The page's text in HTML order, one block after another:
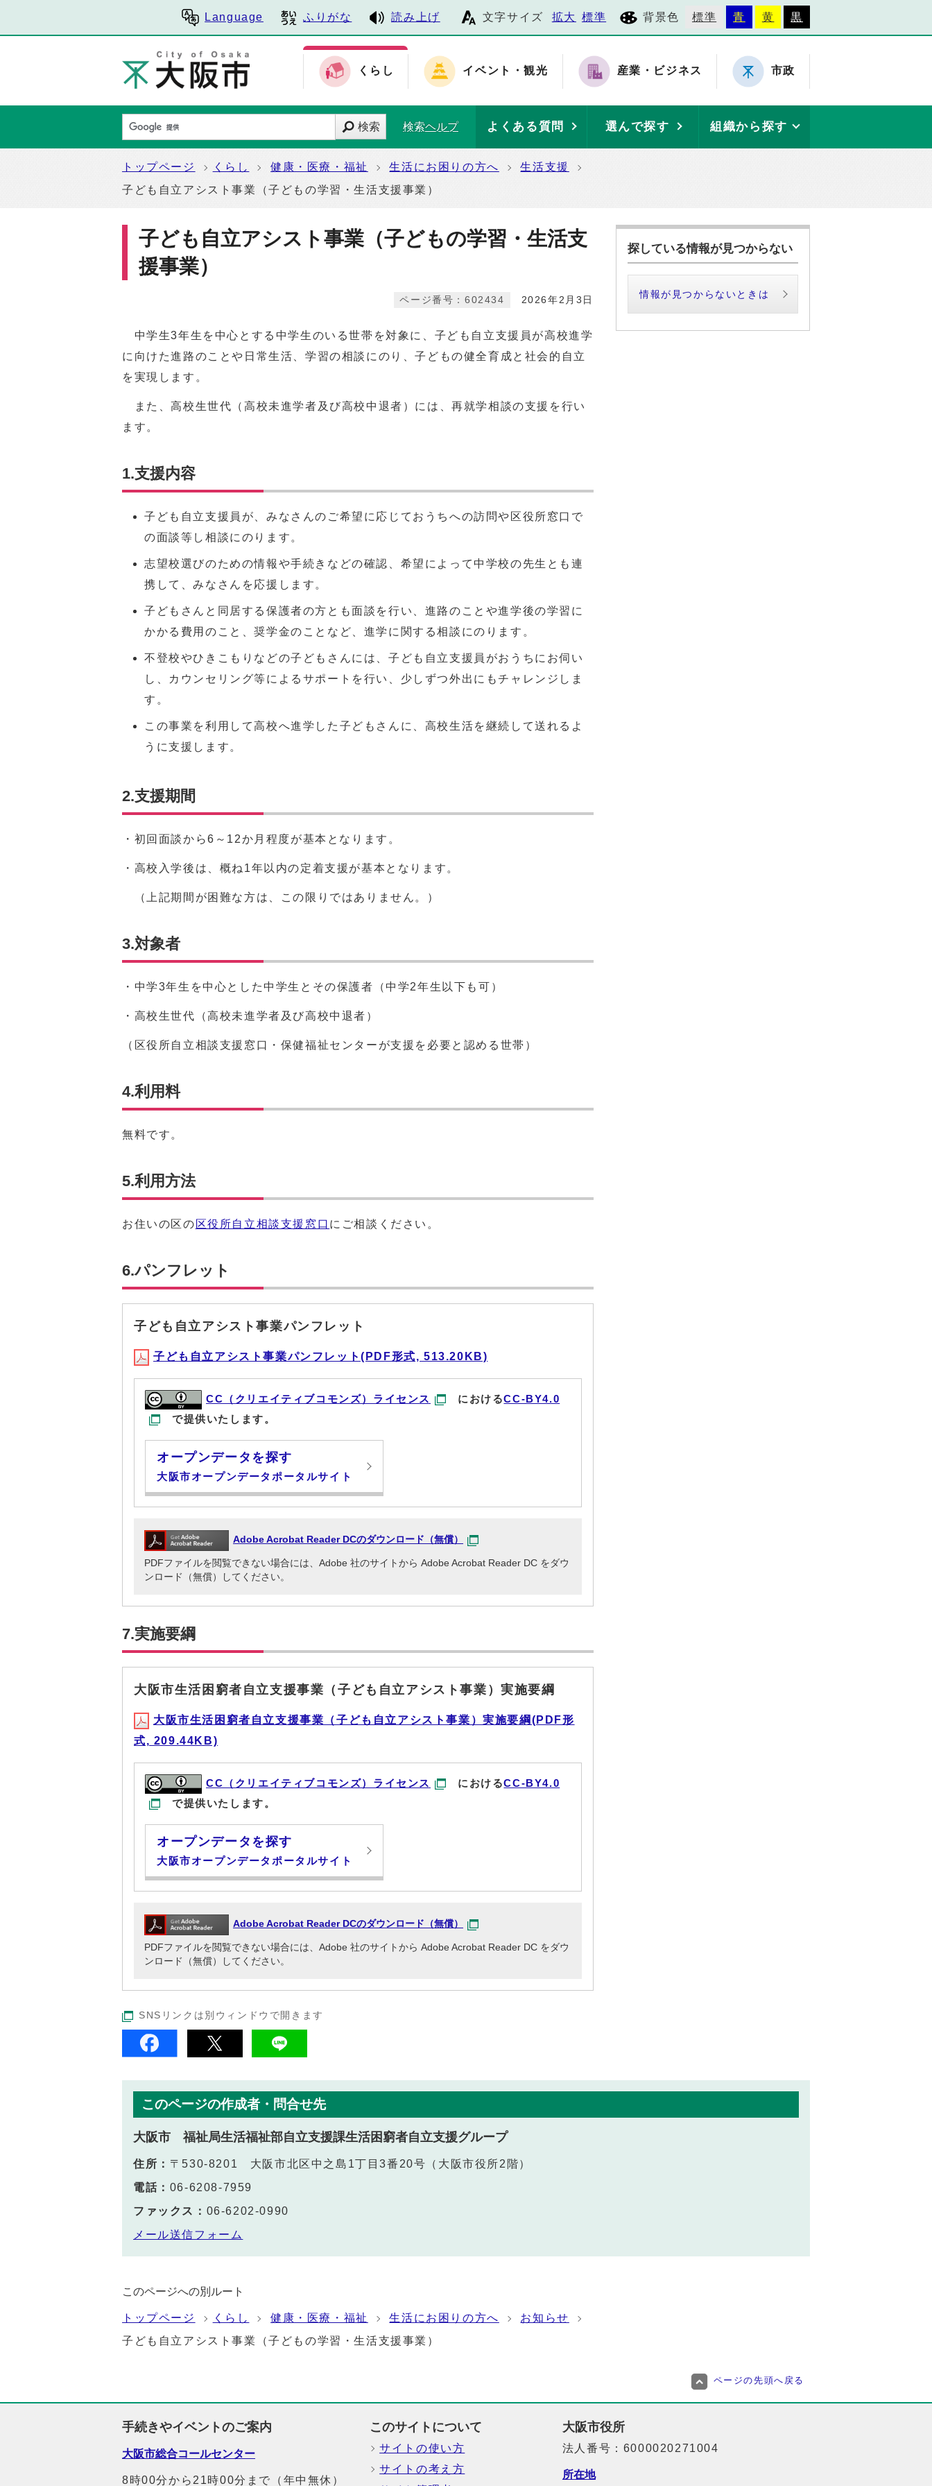
Language ふりがな 読み上げ 文字サイズ 拡大 標準 背景色 標準 青 黄 黒
くらし イベント・観光 産業・ビジネス 市政
検索 検索ヘルプ よくある質問 選んで探す 組織から探す
トップページ くらし 健康・医療・福祉 生活にお困りの方へ
生活支援
子ども自立アシスト事業（子どもの学習・生活支援事業）
子ども自立アシスト事業（子どもの学習・生活支
援事業）
2026年2月3日
ページ番号：602434
中学生3年生を中心とする中学生のいる世帯を対象に、子ども自立支援員が高校進学
に向けた進路のことや日常生活、学習の相談にのり、子どもの健全育成と社会的自立
を実現します。
また、高校生世代（高校未進学者及び高校中退者）には、再就学相談の支援を行い
ます。
1.支援内容
子ども自立支援員が、みなさんのご希望に応じておうちへの訪問や区役所窓口で
の面談等し相談にのります。
志望校選びのための情報や手続きなどの確認、希望によって中学校の先生とも連
携して、みなさんを応援します。
子どもさんと同居する保護者の方とも面談を行い、進路のことや進学後の学習に
かかる費用のこと、奨学金のことなど、進学に関する相談にのります。
不登校やひきこもりなどの子どもさんには、子ども自立支援員がおうちにお伺い
し、カウンセリング等によるサポートを行い、少しずつ外出にもチャレンジしま
す。
この事業を利用して高校へ進学した子どもさんに、高校生活を継続して送れるよ
うに支援します。
2.支援期間
・初回面談から6～12か月程度が基本となります。
・高校入学後は、概ね1年以内の定着支援が基本となります。
（上記期間が困難な方は、この限りではありません。）
3.対象者
・中学3年生を中心とした中学生とその保護者（中学2年生以下も可）
・高校生世代（高校未進学者及び高校中退者）
（区役所自立相談支援窓口・保健福祉センターが支援を必要と認める世帯）
4.利用料
無料です。
5.利用方法
お住いの区の 区役所自立相談支援窓口 にご相談ください。
6.パンフレット
子ども自立アシスト事業パンフレット
子ども自立アシスト事業パンフレット(PDF形式, 513.20KB)
CC（クリエイティブコモンズ）ライセンス におけるCC-BY4.0
で提供いたします。
オープンデータを探す
大阪市オープンデータポータルサイト
Adobe Acrobat Reader DCのダウンロード（無償）
PDFファイルを閲覧できない場合には、Adobe 社のサイトから Adobe Acrobat Reader DC をダウ
ンロード（無償）してください。
7.実施要綱
大阪市生活困窮者自立支援事業（子ども自立アシスト事業）実施要綱
大阪市生活困窮者自立支援事業（子ども自立アシスト事業）実施要綱(PDF形
式, 209.44KB)
CC（クリエイティブコモンズ）ライセンス におけるCC-BY4.0
で提供いたします。
オープンデータを探す
大阪市オープンデータポータルサイト
Adobe Acrobat Reader DCのダウンロード（無償）
PDFファイルを閲覧できない場合には、Adobe 社のサイトから Adobe Acrobat Reader DC をダウ
ンロード（無償）してください。
SNSリンクは別ウィンドウで開きます
探している情報が見つからない
情報が見つからないときは
このページの作成者・問合せ先
大阪市 福祉局生活福祉部自立支援課生活困窮者自立支援グループ
住所： 〒530-8201 大阪市北区中之島1丁目3番20号（大阪市役所2階）
電話： 06-6208-7959
ファックス： 06-6202-0990
メール送信フォーム
このページへの別ルート
トップページ くらし 健康・医療・福祉 生活にお困りの方へ
お知らせ
子ども自立アシスト事業（子どもの学習・生活支援事業）
ページの先頭へ戻る
手続きやイベントのご案内
大阪市総合コールセンター
8時00分から21時00分まで（年中無休）
このサイトについて
サイトの使い方
サイトの考え方
大阪市役所
法人番号：6000020271004
所在地